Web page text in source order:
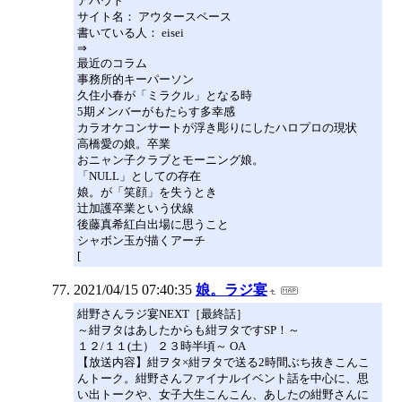
サイト名： アウタースペース
書いている人： eisei
⇒
最近のコラム
事務所的キーパーソン
久住小春が「ミラクル」となる時
5期メンバーがもたらす多幸感
カラオケコンサートが浮き彫りにしたハロプロの現状
高橋愛の娘。卒業
おニャン子クラブとモーニング娘。
「NULL」としての存在
娘。が「笑顔」を失うとき
辻加護卒業という伏線
後藤真希紅白出場に思うこと
シャボン玉が描くアーチ
[
2021/04/15 07:40:35 娘。ラジ宴
紺野さんラジ宴NEXT［最終話］
～紺ヲタはあしたからも紺ヲタですSP！～
１２/１１(土） ２３時半頃～ OA
【放送内容】紺ヲタ×紺ヲタで送る2時間ぶち抜きこんこ
んトーク。紺野さんファイナルイベント話を中心に、思
い出トークや、女子大生こんこん、あしたの紺野さんに